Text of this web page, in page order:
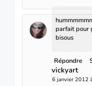
parfait pour
bisous
Répondre
vickyart
6 janvier 2012